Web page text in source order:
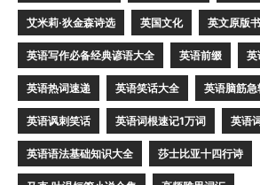
艾米莉·狄金森诗选 英国文化 英文原版
英语写作必备经典谚语大全 英语前缀 英
英语热词速递 英语笑话大全 英语脑筋
英语讽刺笑话 英语词根速记1万词 英语
英语语法基础知识大全 莎士比亚十四行诗